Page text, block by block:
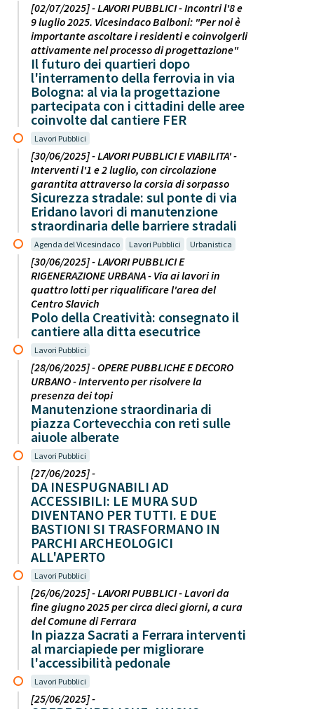
[02/07/2025] - LAVORI PUBBLICI - Incontri l'8 e
9 luglio 2025. Vicesindaco Balboni: "Per noi è
importante ascoltare i residenti e coinvolgerli
attivamente nel processo di progettazione"
Il futuro dei quartieri dopo
l'interramento della ferrovia in via
Bologna: al via la progettazione
partecipata con i cittadini delle aree
coinvolte dal cantiere FER
Lavori Pubblici
[30/06/2025] - LAVORI PUBBLICI E VIABILITA' -
Interventi l'1 e 2 luglio, con circolazione
garantita attraverso la corsia di sorpasso
Sicurezza stradale: sul ponte di via
Eridano lavori di manutenzione
straordinaria delle barriere stradali
Agenda del Vicesindaco Lavori Pubblici Urbanistica
[30/06/2025] - LAVORI PUBBLICI E
RIGENERAZIONE URBANA - Via ai lavori in
quattro lotti per riqualificare l'area del
Centro Slavich
Polo della Creatività: consegnato il
cantiere alla ditta esecutrice
Lavori Pubblici
[28/06/2025] - OPERE PUBBLICHE E DECORO
URBANO - Intervento per risolvere la
presenza dei topi
Manutenzione straordinaria di
piazza Cortevecchia con reti sulle
aiuole alberate
Lavori Pubblici
[27/06/2025] -
DA INESPUGNABILI AD
ACCESSIBILI: LE MURA SUD
DIVENTANO PER TUTTI. E DUE
BASTIONI SI TRASFORMANO IN
PARCHI ARCHEOLOGICI
ALL'APERTO
Lavori Pubblici
[26/06/2025] - LAVORI PUBBLICI - Lavori da
fine giugno 2025 per circa dieci giorni, a cura
del Comune di Ferrara
In piazza Sacrati a Ferrara interventi
al marciapiede per migliorare
l'accessibilità pedonale
Lavori Pubblici
[25/06/2025] -